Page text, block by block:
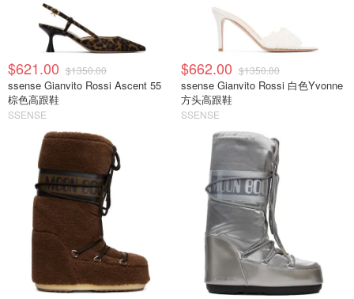
$621.00 $1350.00
ssense Gianvito Rossi Ascent 55
棕色高跟鞋
SSENSE
$662.00 $1350.00
ssense Gianvito Rossi 白色Yvonne
方头高跟鞋
SSENSE